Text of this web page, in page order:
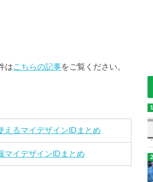
はこちらの記事をご覧ください。
えるマイデザインIDまとめ
マイデザインIDまとめ